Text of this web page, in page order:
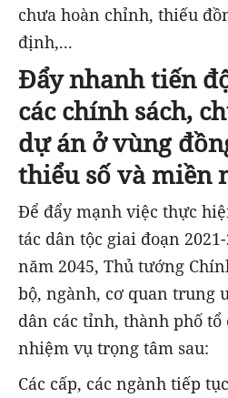
chưa hoàn chỉnh, thiếu
định,...
Đẩy nhanh tiến
các chính sách,
dự án ở vùng
thiểu số và miền
Để đẩy mạnh việc thực
tác dân tộc giai đoạn
năm 2045, Thủ tướng
bộ, ngành, cơ quan trung
dân các tỉnh, thành phố
nhiệm vụ trọng tâm sau:
Các cấp, các ngành tiếp